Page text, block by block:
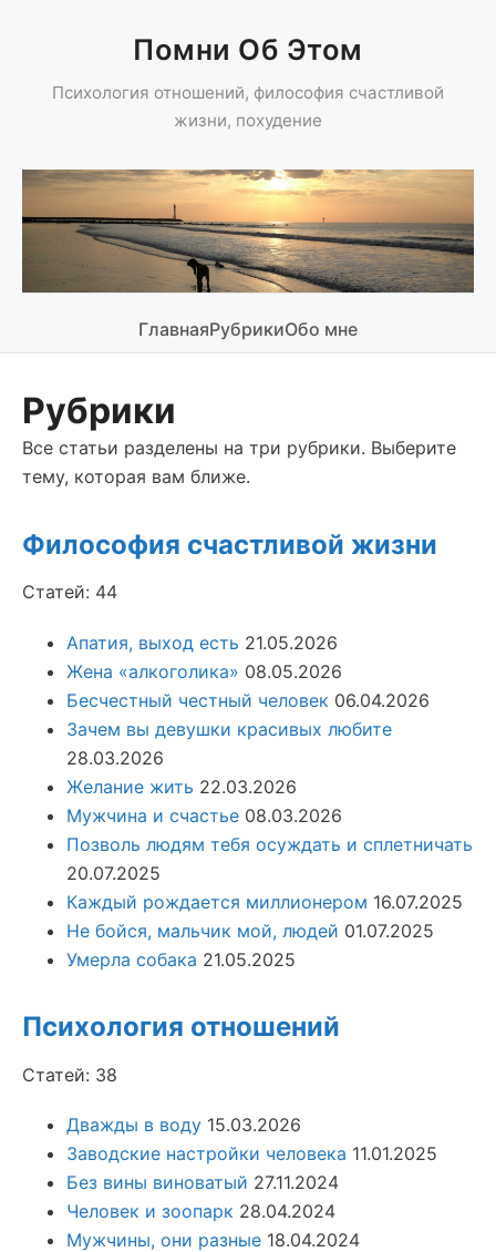
Помни Об Этом
Психология отношений, философия счастливой
жизни, похудение
ГлавнаяРубрикиОбо мне
Рубрики
Все статьи разделены на три рубрики. Выберите
тему, которая вам ближе.
Философия счастливой жизни
Статей: 44
Апатия, выход есть 21.05.2026
Жена «алкоголика» 08.05.2026
Бесчестный честный человек 06.04.2026
Зачем вы девушки красивых любите
28.03.2026
Желание жить 22.03.2026
Мужчина и счастье 08.03.2026
Позволь людям тебя осуждать и сплетничать
20.07.2025
Каждый рождается миллионером 16.07.2025
Не бойся, мальчик мой, людей 01.07.2025
Умерла собака 21.05.2025
Психология отношений
Статей: 38
Дважды в воду 15.03.2026
Заводские настройки человека 11.01.2025
Без вины виноватый 27.11.2024
Человек и зоопарк 28.04.2024
Мужчины, они разные 18.04.2024